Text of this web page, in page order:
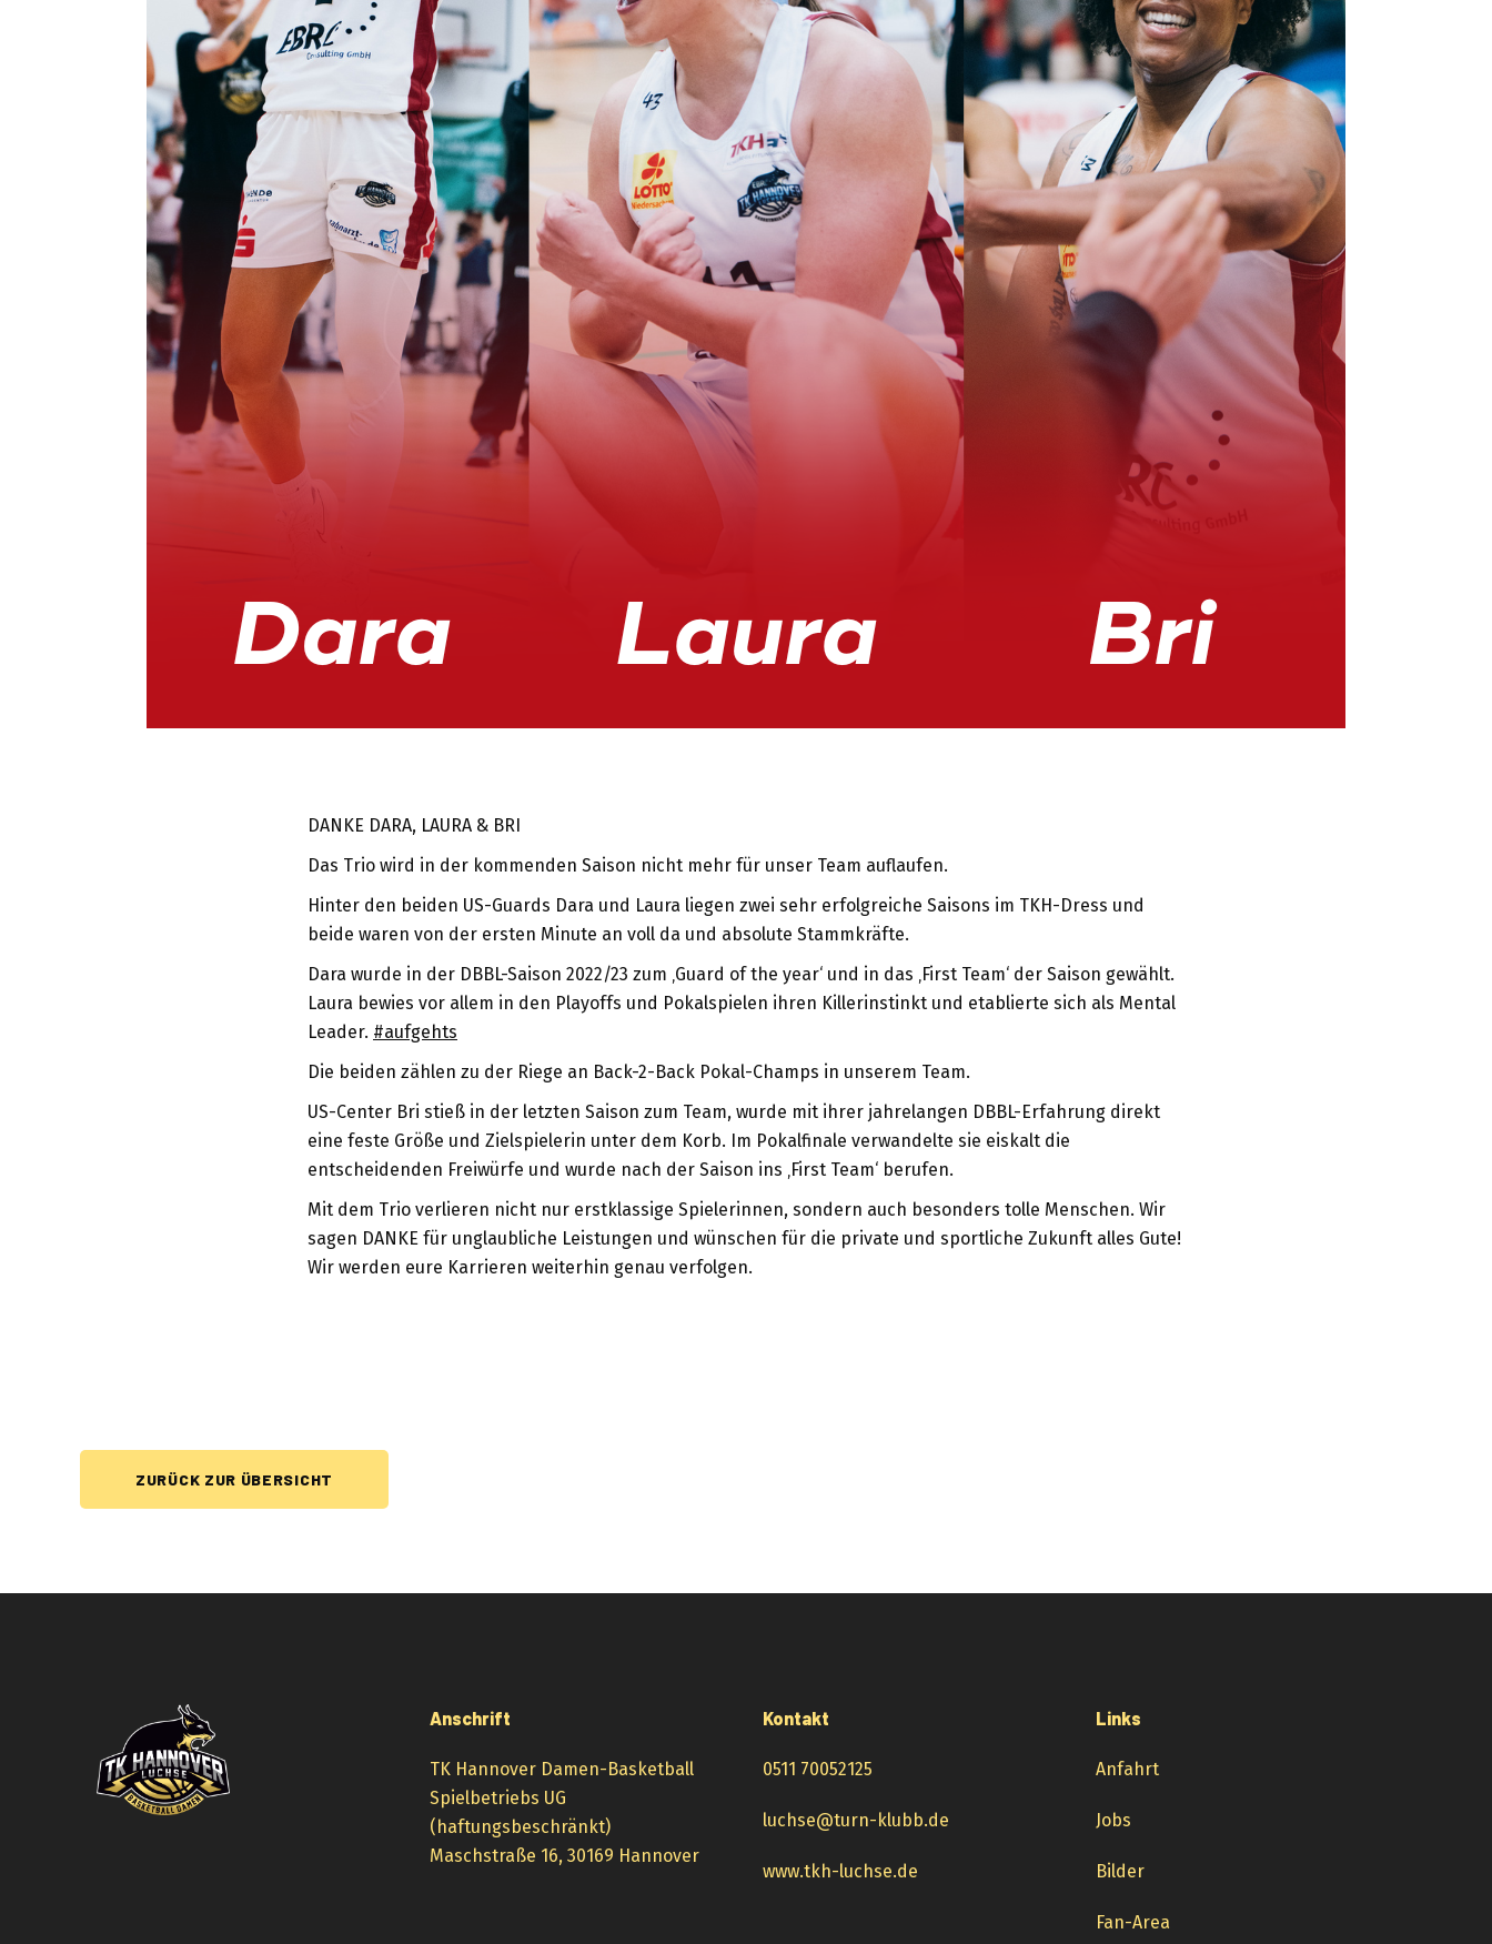
DANKE DARA, LAURA & BRI
Das Trio wird in der kommenden Saison nicht mehr für unser Team auflaufen.
Hinter den beiden US-Guards Dara und Laura liegen zwei sehr erfolgreiche Saisons im TKH-Dress und
beide waren von der ersten Minute an voll da und absolute Stammkräfte.
Dara wurde in der DBBL-Saison 2022/23 zum ‚Guard of the year‘ und in das ‚First Team‘ der Saison gewählt.
Laura bewies vor allem in den Playoffs und Pokalspielen ihren Killerinstinkt und etablierte sich als Mental
Leader. #aufgehts
Die beiden zählen zu der Riege an Back-2-Back Pokal-Champs in unserem Team.
US-Center Bri stieß in der letzten Saison zum Team, wurde mit ihrer jahrelangen DBBL-Erfahrung direkt
eine feste Größe und Zielspielerin unter dem Korb. Im Pokalfinale verwandelte sie eiskalt die
entscheidenden Freiwürfe und wurde nach der Saison ins ‚First Team‘ berufen.
Mit dem Trio verlieren nicht nur erstklassige Spielerinnen, sondern auch besonders tolle Menschen. Wir
sagen DANKE für unglaubliche Leistungen und wünschen für die private und sportliche Zukunft alles Gute!
Wir werden eure Karrieren weiterhin genau verfolgen.
ZURÜCK ZUR ÜBERSICHT
Anschrift
TK Hannover Damen-Basketball
Spielbetriebs UG
(haftungsbeschränkt)
Maschstraße 16, 30169 Hannover
Kontakt
0511 70052125
luchse@turn-klubb.de
www.tkh-luchse.de
Links
Anfahrt
Jobs
Bilder
Fan-Area